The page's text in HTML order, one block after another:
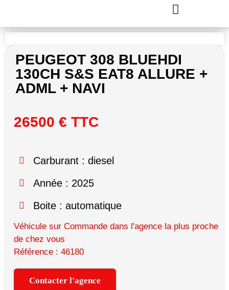
PEUGEOT 308 BLUEHDI
130CH S&S EAT8 ALLURE +
ADML + NAVI
26500 € TTC
Carburant : diesel
Année : 2025
Boite : automatique
Véhicule sur Commande dans l'agence la plus proche
de chez vous
Référence : 46180
Contacter l'agence